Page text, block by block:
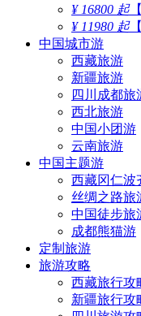
¥ 16800 起
¥ 11980 起
中国城市游
西藏旅游
新疆旅游
四川成都旅
西北旅游
中国小团游
云南旅游
中国主题游
西藏冈仁波
丝绸之路旅
中国徒步旅
成都熊猫游
定制旅游
旅游攻略
西藏旅行攻
新疆旅行攻